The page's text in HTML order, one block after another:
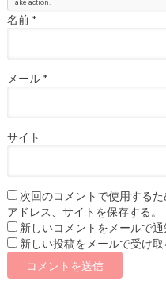
名前 *
メール *
サイト
次回のコメントで使用する
アドレス、サイトを保存する。
新しいコメントをメールで通
新しい投稿をメールで受け取